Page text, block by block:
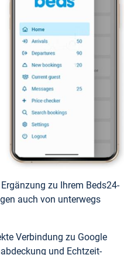
zu Ihrem Beds24-
auch von unterwegs
Verbindung zu Google
und Echtzeit-